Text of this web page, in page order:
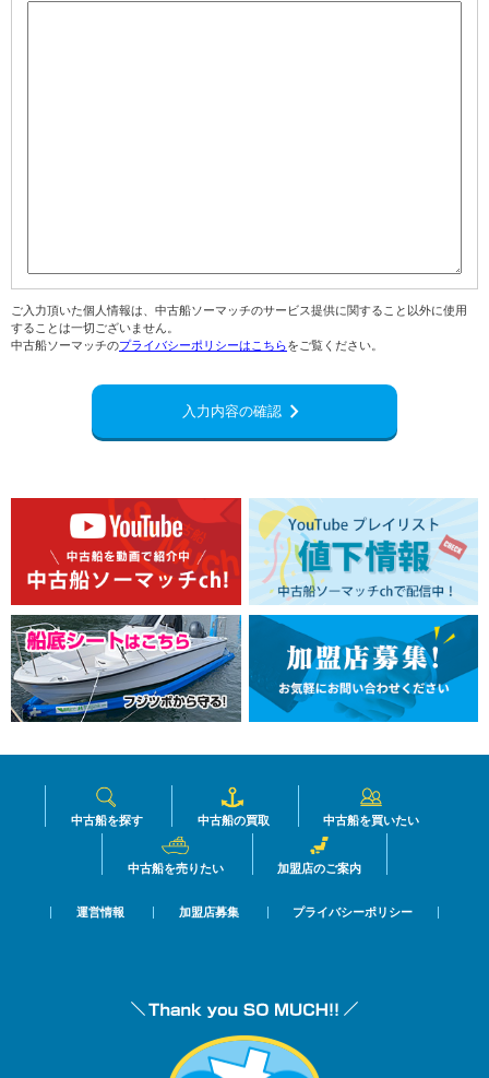
ご入力頂いた個人情報は、中古船ソーマッチのサービス提供に関すること以外に使用
することは一切ございません。
中古船ソーマッチのプライバシーポリシーはこちらをご覧ください。
入力内容の確認navigate_next
中古船を探す 中古船の買取 中古船を買いたい
中古船を売りたい 加盟店のご案内
運営情報 加盟店募集 プライバシーポリシー